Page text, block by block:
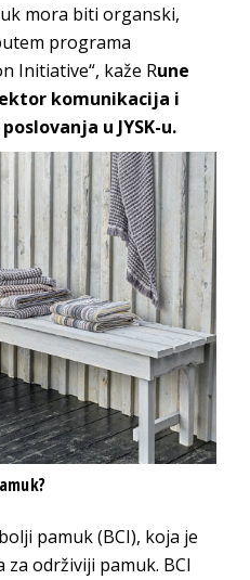
mora biti organski,
programa
Initiative“, kaže Rune
komunikacija i
u JYSK-u.
pamuk (BCI), koja je
za održiviji pamuk. BCI